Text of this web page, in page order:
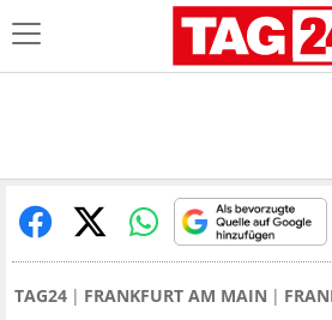
TAG24 FRANKFURT AM MAIN